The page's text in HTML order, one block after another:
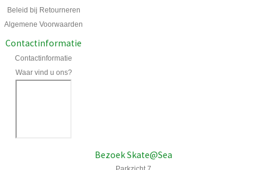
Beleid bij Retourneren
Algemene Voorwaarden
Contactinformatie
Contactinformatie
Waar vind u ons?
Bezoek Skate@Sea